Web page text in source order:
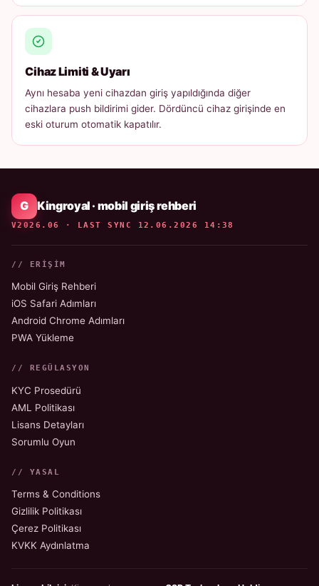
Cihaz Limiti & Uyarı
Aynı hesaba yeni cihazdan giriş yapıldığında diğer
cihazlara push bildirimi gider. Dördüncü cihaz girişinde en
eski oturum otomatik kapatılır.
Kingroyal · mobil giriş rehberi
V2026.06 · LAST SYNC 12.06.2026 14:38
// ERIŞIM
Mobil Giriş Rehberi
iOS Safari Adımları
Android Chrome Adımları
PWA Yükleme
// REGÜLASYON
KYC Prosedürü
AML Politikası
Lisans Detayları
Sorumlu Oyun
// YASAL
Terms & Conditions
Gizlilik Politikası
Çerez Politikası
KVKK Aydınlatma